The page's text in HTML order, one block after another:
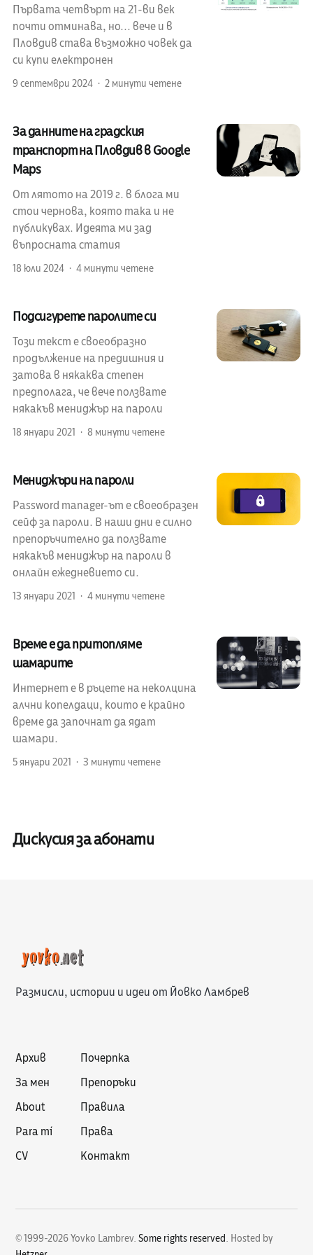
Първата четвърт на 21-ви век
почти отминава, но... вече и в
Пловдив става възможно човек да
си купи електронен
9 септември 2024 2 минути четене
За данните на градския
транспорт на Пловдив в Google
Maps
От лятото на 2019 г. в блога ми
стои чернова, която така и не
публикувах. Идеята ми зад
въпросната статия
18 юли 2024 4 минути четене
Подсигурете паролите си
Този текст е своеобразно
продължение на предишния и
затова в някаква степен
предполага, че вече ползвате
някакъв мениджър на пароли
18 януари 2021 8 минути четене
Мениджъри на пароли
Password manager-ът е своеобразен
сейф за пароли. В наши дни е силно
препоръчително да ползвате
някакъв мениджър на пароли в
онлайн ежедневието си.
13 януари 2021 4 минути четене
Време е да притопляме
шамарите
Интернет е в ръцете на неколцина
алчни копелдаци, които е крайно
време да започнат да ядат
шамари.
5 януари 2021 3 минути четене
Дискусия за абонати
Размисли, истории и идеи от Йовко Ламбрев
Архив
За мен
About
Para mí
CV
Почерпка
Препоръки
Правила
Права
Контакт
© 1999-2026 Yovko Lambrev.Some rights reserved. Hosted by